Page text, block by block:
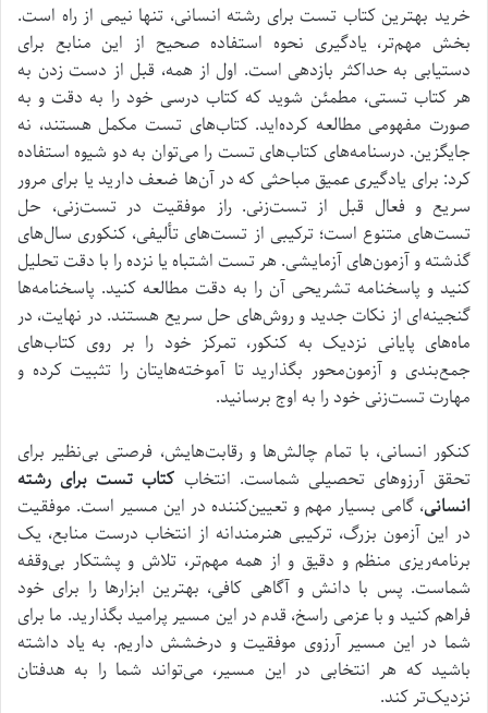
خرید بهترین کتاب تست برای رشته انسانی، تنها نیمی از راه است.
بخش مهم‌تر، یادگیری نحوه استفاده صحیح از این منابع برای
دستیابی به حداکثر بازدهی است. اول از همه، قبل از دست زدن به
هر کتاب تستی، مطمئن شوید که کتاب درسی خود را به دقت و به
صورت مفهومی مطالعه کرده‌اید. کتاب‌های تست مکمل هستند، نه
جایگزین. درسنامه‌های کتاب‌های تست را می‌توان به دو شیوه استفاده
کرد: برای یادگیری عمیق مباحثی که در آن‌ها ضعف دارید یا برای مرور
سریع و فعال قبل از تست‌زنی. راز موفقیت در تست‌زنی، حل
تست‌های متنوع است؛ ترکیبی از تست‌های تألیفی، کنکوری سال‌های
گذشته و آزمون‌های آزمایشی. هر تست اشتباه یا نزده را با دقت تحلیل
کنید و پاسخنامه تشریحی آن را به دقت مطالعه کنید. پاسخنامه‌ها
گنجینه‌ای از نکات جدید و روش‌های حل سریع هستند. در نهایت، در
ماه‌های پایانی نزدیک به کنکور، تمرکز خود را بر روی کتاب‌های
جمع‌بندی و آزمون‌محور بگذارید تا آموخته‌هایتان را تثبیت کرده و
مهارت تست‌زنی خود را به اوج برسانید.
کنکور انسانی، با تمام چالش‌ها و رقابت‌هایش، فرصتی بی‌نظیر برای
تحقق آرزوهای تحصیلی شماست. انتخاب کتاب تست برای رشته
انسانی، گامی بسیار مهم و تعیین‌کننده در این مسیر است. موفقیت
در این آزمون بزرگ، ترکیبی هنرمندانه از انتخاب درست منابع، یک
برنامه‌ریزی منظم و دقیق و از همه مهم‌تر، تلاش و پشتکار بی‌وقفه
شماست. پس با دانش و آگاهی کافی، بهترین ابزارها را برای خود
فراهم کنید و با عزمی راسخ، قدم در این مسیر پرامید بگذارید. ما برای
شما در این مسیر آرزوی موفقیت و درخشش داریم. به یاد داشته
باشید که هر انتخابی در این مسیر، می‌تواند شما را به هدفتان
نزدیک‌تر کند.